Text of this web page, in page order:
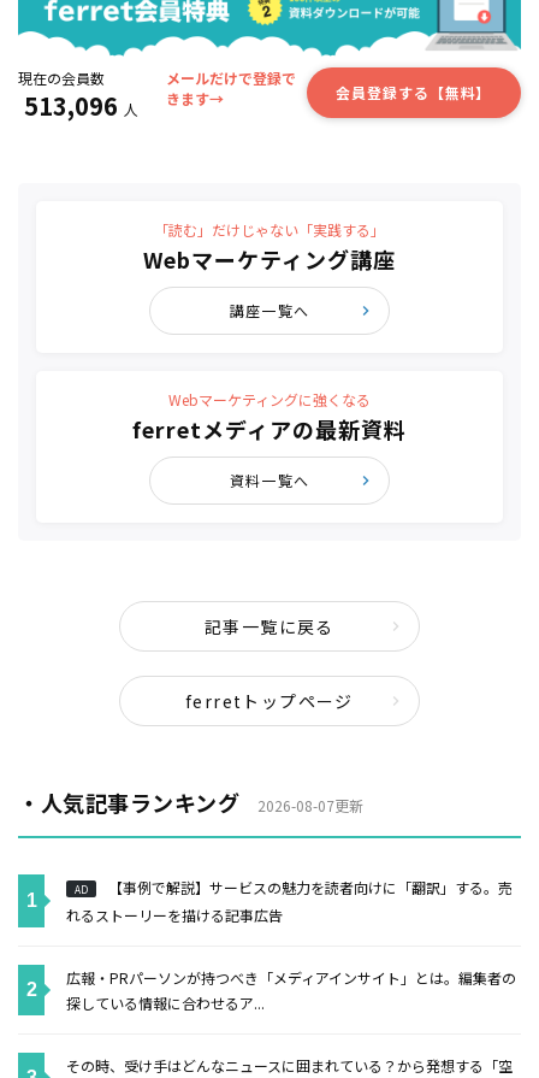
現在の会員数
513,096 人
メールだけで登録で
きます→
会員登録する【無料】
「読む」だけじゃない「実践する」
Webマーケティング講座
講座一覧へ
Webマーケティングに強くなる
ferretメディアの最新資料
資料一覧へ
記事一覧に戻る
ferretトップページ
・人気記事ランキング 2026-08-07更新
AD
【事例で解説】サービスの魅力を読者向けに「翻訳」する。売
れるストーリーを描ける記事広告
広報・PRパーソンが持つべき「メディアインサイト」とは。編集者の
探している情報に合わせるア...
その時、受け手はどんなニュースに囲まれている？から発想する「空